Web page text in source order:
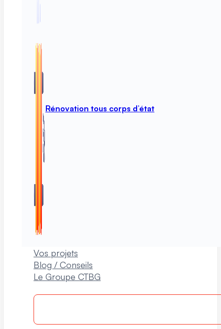
Rénovation tous corps d’état
Vos projets
Blog / Conseils
Le Groupe CTBG